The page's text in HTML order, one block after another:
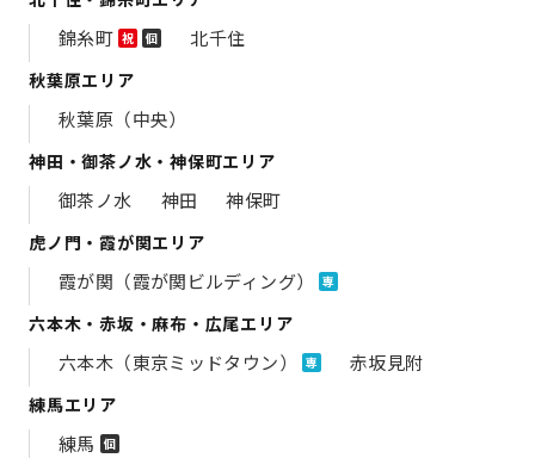
錦糸町 祝 個 北千住
秋葉原エリア
秋葉原（中央）
神田・御茶ノ水・神保町エリア
御茶ノ水 神田 神保町
虎ノ門・霞が関エリア
霞が関（霞が関ビルディング） 専
六本木・赤坂・麻布・広尾エリア
六本木（東京ミッドタウン） 専 赤坂見附
練馬エリア
練馬 個